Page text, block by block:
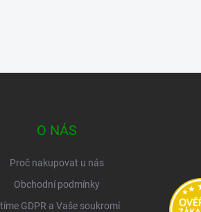
O NÁS
Proč nakupovat u nás
Obchodní podmínky
GDPR a Vaše soukromí